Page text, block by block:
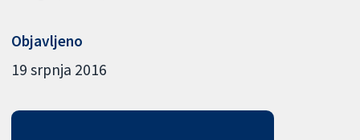
Objavljeno
19 srpnja 2016